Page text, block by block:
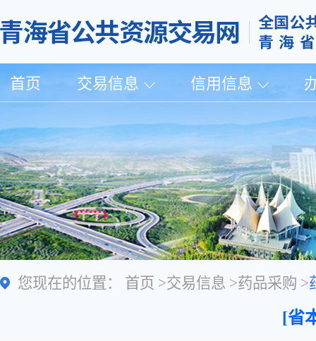
首页 交易信息 信用信息
您现在的位置： 首页 >交易信息 >药品采购 >
[省